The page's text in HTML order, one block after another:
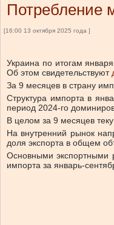
Потребление
[16:00 13 октября 2025 года ]
Украина по итогам
Об этом свидетельствуют
За 9 месяцев в страну
Структура импорта в
период 2024-го
В целом за 9 месяцев
На внутренний рынок
доля экспорта в общем
Основными экспортными
импорта за январь-